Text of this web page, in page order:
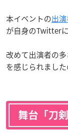
本イベントの出
が自身のTwitter
改めて出演者の
を感じられまし
舞台「刀剣